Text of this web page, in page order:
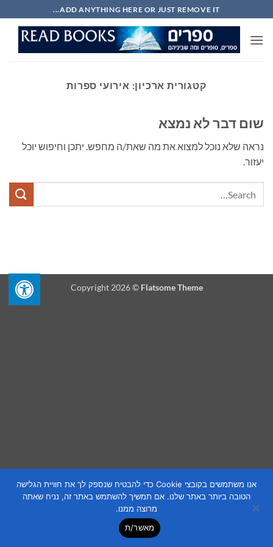
to
content
ADD ANYTHING HERE OR JUST REMOVE IT...
קטגורית ארכיון: אירועי ספרות
שום דבר לא נמצא
נראה שלא נוכל למצוא את מה שאת/ה מחפש. יתכן וחיפוש יוכל
יעזור.
Copyright 2026 © Flatsome Theme
אנו משתמשים בקובצי Cookie כדי להבטיח שנספק לך את חוויית הגלישה
הטובה ביותר באתר שלנו. אם תמשיך להשתמש באתר זה, נניח שאתה
מרוצה ממנו.
מאשר/ת